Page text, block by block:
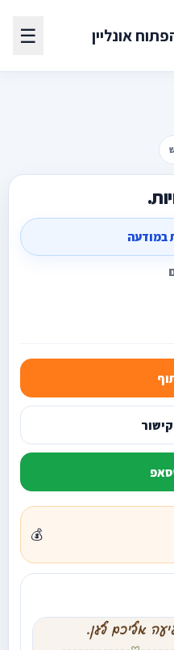
אונליין ☰
במודעה
💰